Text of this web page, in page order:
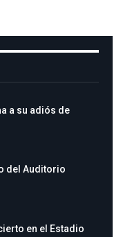
a su adiós de
del Auditorio
en el Estadio